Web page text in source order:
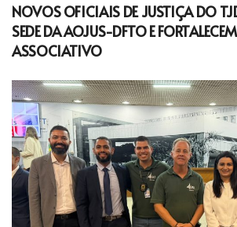
NOVOS OFICIAIS DE JUSTIÇA DO
SEDE DA AOJUS-DFTO E
ASSOCIATIVO